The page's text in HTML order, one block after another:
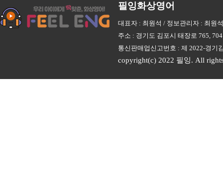
필잉화상영어
대표자 : 최원석 / 정보관리자 : 최원
주소 : 경기도 김포시 태장로 765,
통신판매업신고번호 : 제 2022-경
copyright(c) 2022 필잉. All